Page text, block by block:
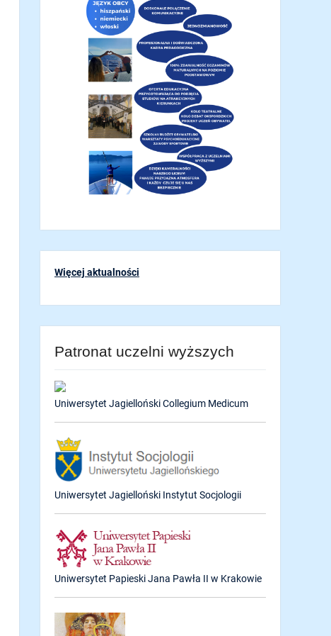
Więcej aktualności
Patronat uczelni wyższych
Uniwersytet Jagielloński Collegium Medicum
Uniwersytet Jagielloński Instytut Socjologii
Uniwersytet Papieski Jana Pawła II w Krakowie